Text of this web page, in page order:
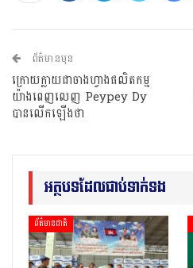
ព័ត៌មានមុន
ក្រោយក្លាយជាចាងហ្វាងផលិតកម្ម
យ៉ាងពេញលេញ Peypey Dy
បានលើកឡើងថា
អត្ថបទដែលជាប់ទាក់ទង
ព័ត៌មានជាតិ